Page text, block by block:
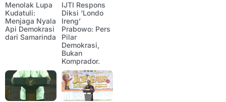
Menolak Lupa
Kudatuli:
Menjaga Nyala
Api Demokrasi
dari Samarinda
IJTI Respons
Diksi ‘Londo
Ireng’
Prabowo: Pers
Pilar
Demokrasi,
Bukan
Komprador.